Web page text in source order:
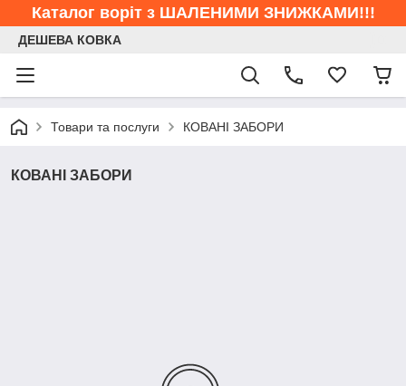
Каталог воріт з ШАЛЕНИМИ ЗНИЖКАМИ!!!
ДЕШЕВА КОВКА
Товари та послуги КОВАНІ ЗАБОРИ
КОВАНІ ЗАБОРИ